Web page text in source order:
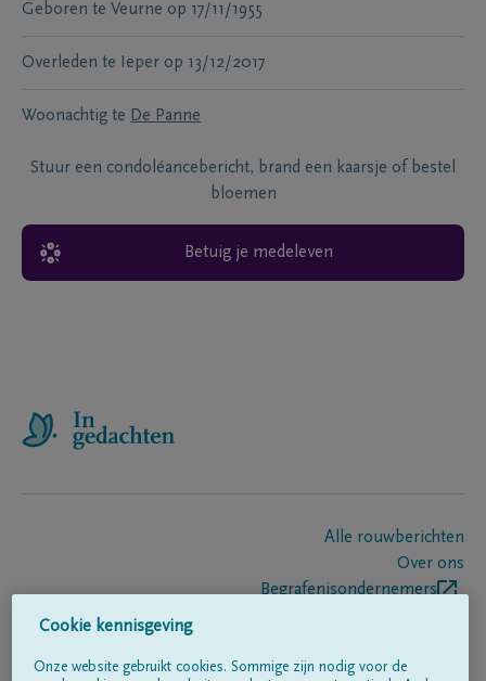
Geboren te Veurne op 17/11/1955
Overleden te Ieper op 13/12/2017
Woonachtig te De Panne
Stuur een condoléancebericht, brand een kaarsje of bestel
bloemen
Betuig je medeleven
Alle rouwberichten
Over ons
Begrafenisondernemers
Cookie kennisgeving
Onze website gebruikt cookies. Sommige zijn nodig voor de